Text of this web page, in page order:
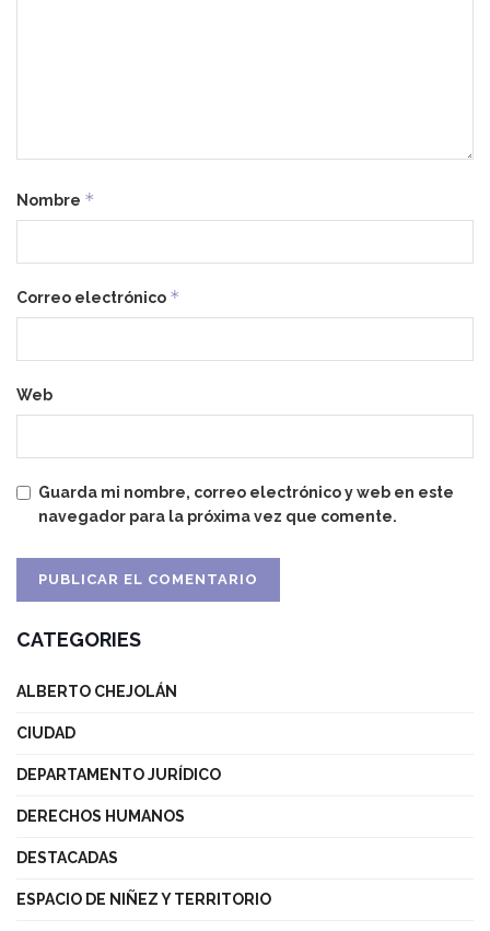
Nombre *
Correo electrónico *
Web
Guarda mi nombre, correo electrónico y web en este
navegador para la próxima vez que comente.
CATEGORIES
ALBERTO CHEJOLÁN
CIUDAD
DEPARTAMENTO JURÍDICO
DERECHOS HUMANOS
DESTACADAS
ESPACIO DE NIÑEZ Y TERRITORIO